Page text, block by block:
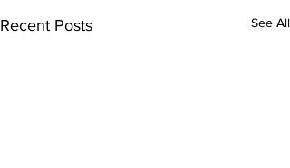
Recent Posts See All